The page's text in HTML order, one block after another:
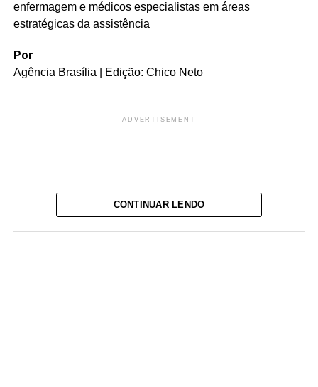
enfermagem e médicos especialistas em áreas
estratégicas da assistência
Por
Agência Brasília | Edição: Chico Neto
ADVERTISEMENT
CONTINUAR LENDO